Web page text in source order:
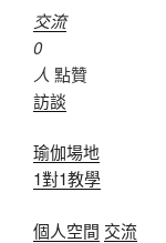
交流
0
人 點贊
訪談
瑜伽場地
1對1教學
個人空間 交流